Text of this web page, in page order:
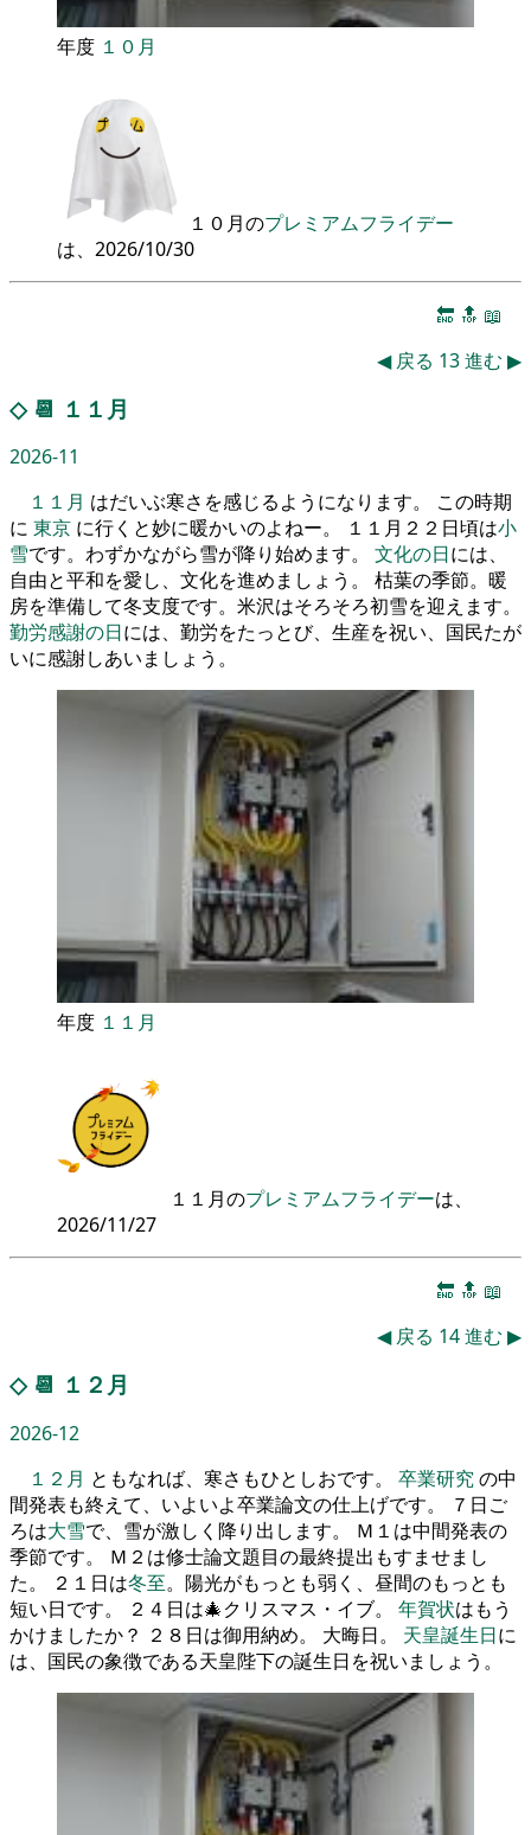
年度 １０月
１０月のプレミアムフライデー
は、2026/10/30
🔚 🔝 📖
◀ 戻る 13進む ▶
◇ 📆 １１月
2026-11
１１月 はだいぶ寒さを感じるようになります。 この時期
に 東京 に行くと妙に暖かいのよねー。 １１月２２日頃は小
雪です。わずかながら雪が降り始めます。 文化の日には、
自由と平和を愛し、文化を進めましょう。 枯葉の季節。暖
房を準備して冬支度です。米沢はそろそろ初雪を迎えます。
勤労感謝の日には、勤労をたっとび、生産を祝い、国民たが
いに感謝しあいましょう。
年度 １１月
１１月のプレミアムフライデーは、
2026/11/27
🔚 🔝 📖
◀戻る 14進む ▶
◇ 📆 １２月
2026-12
１２月 ともなれば、寒さもひとしおです。 卒業研究の中
間発表も終えて、いよいよ卒業論文の仕上げです。 ７日ご
ろは大雪で、雪が激しく降り出します。 Ｍ１は中間発表の
季節です。 Ｍ２は修士論文題目の最終提出もすませまし
た。 ２１日は冬至。陽光がもっとも弱く、昼間のもっとも
短い日です。 ２４日は🎄クリスマス・イブ。 年賀状はもう
かけましたか？ ２８日は御用納め。 大晦日。 天皇誕生日に
は、国民の象徴である天皇陛下の誕生日を祝いましょう。